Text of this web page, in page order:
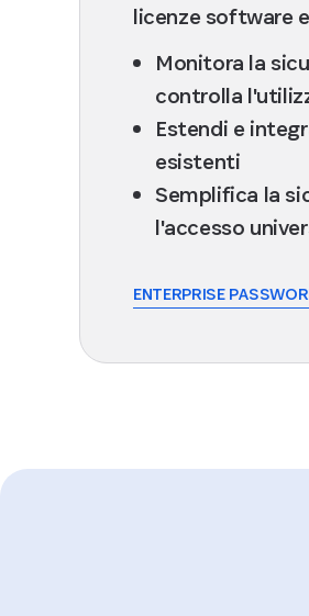
licenze software
Monitora la
controlla
Estendi e
esistenti
Semplifica la
l'accesso
ENTERPRISE